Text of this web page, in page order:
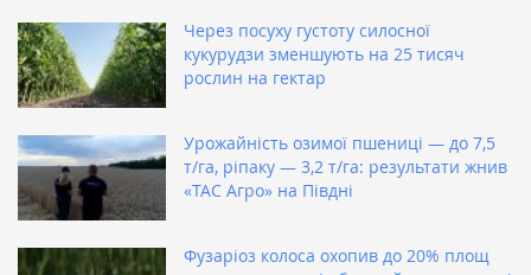
Через посуху густоту силосної
кукурудзи зменшують на 25 тисяч
рослин на гектар
Урожайність озимої пшениці — до 7,5
т/га, ріпаку — 3,2 т/га: результати жнив
«ТАС Агро» на Півдні
Фузаріоз колоса охопив до 20% площ